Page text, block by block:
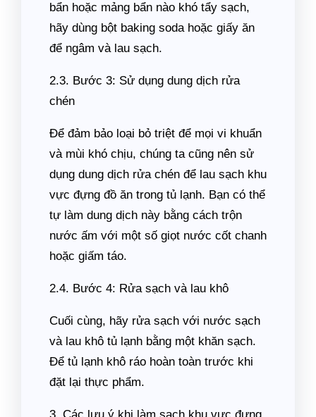
bẩn hoặc mảng bẩn nào khó tẩy sạch,
hãy dùng bột baking soda hoặc giấy ăn
để ngâm và lau sạch.
2.3. Bước 3: Sử dụng dung dịch rửa
chén
Để đảm bảo loại bỏ triệt để mọi vi khuẩn
và mùi khó chịu, chúng ta cũng nên sử
dụng dung dịch rửa chén để lau sạch khu
vực đựng đồ ăn trong tủ lạnh. Bạn có thể
tự làm dung dịch này bằng cách trộn
nước ấm với một số giọt nước cốt chanh
hoặc giấm táo.
2.4. Bước 4: Rửa sạch và lau khô
Cuối cùng, hãy rửa sạch với nước sạch
và lau khô tủ lạnh bằng một khăn sạch.
Để tủ lạnh khô ráo hoàn toàn trước khi
đặt lại thực phẩm.